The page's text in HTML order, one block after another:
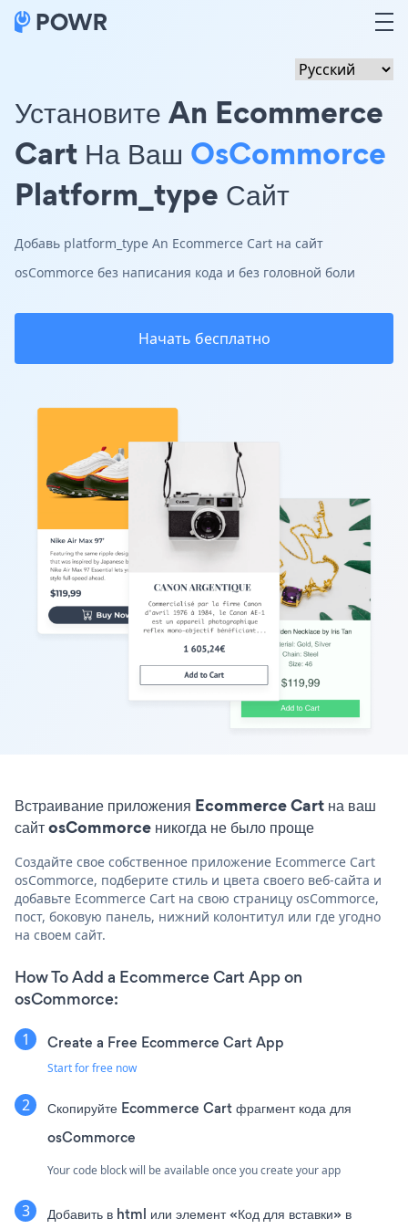
Установите An Ecommerce
Cart На Ваш OsCommorce
Platform_type Сайт
Добавь platform_type An Ecommerce Cart на сайт
osCommorce без написания кода и без головной боли
Начать бесплатно
Встраивание приложения Ecommerce Cart на ваш
сайт osCommorce никогда не было проще
Создайте свое собственное приложение Ecommerce Cart
osCommorce, подберите стиль и цвета своего веб-сайта и
добавьте Ecommerce Cart на свою страницу osCommorce,
пост, боковую панель, нижний колонтитул или где угодно
на своем сайт.
How To Add a Ecommerce Cart App on
osCommorce:
Create a Free Ecommerce Cart App
Start for free now
Скопируйте Ecommerce Cart фрагмент кода для
osCommorce
Your code block will be available once you create your app
Добавить в html или элемент «Код для вставки» в